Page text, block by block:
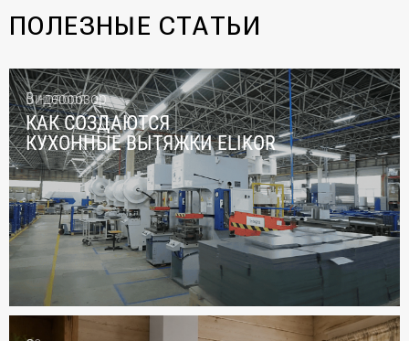
ПОЛЕЗНЫЕ СТАТЬИ
6 ноября
Видеообзор
КАК СОЗДАЮТСЯ
КУХОННЫЕ ВЫТЯЖКИ ELIKOR